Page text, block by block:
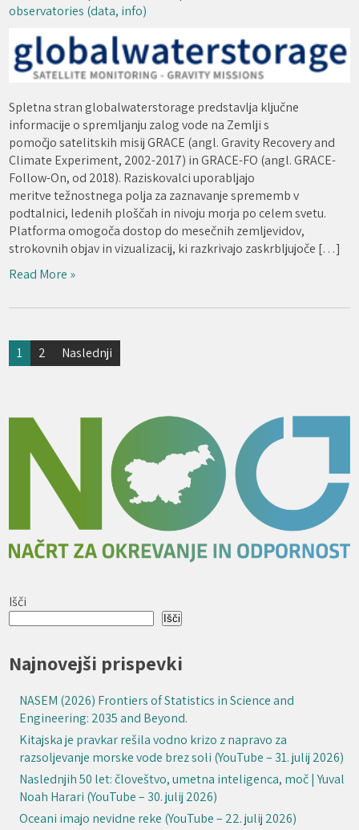
observatories (data, info)
Spletna stran globalwaterstorage predstavlja ključne
informacije o spremljanju zalog vode na Zemlji s
pomočjo satelitskih misij GRACE (angl. Gravity Recovery and
Climate Experiment, 2002-2017) in GRACE-FO (angl. GRACE-
Follow-On, od 2018). Raziskovalci uporabljajo
meritve težnostnega polja za zaznavanje sprememb v
podtalnici, ledenih ploščah in nivoju morja po celem svetu.
Platforma omogoča dostop do mesečnih zemljevidov,
strokovnih objav in vizualizacij, ki razkrivajo zaskrbljujoče […]
Read More »
Številčenje
1 2 Naslednji
Išči
Išči
Najnovejši prispevki
NASEM (2026) Frontiers of Statistics in Science and
Engineering: 2035 and Beyond.
Kitajska je pravkar rešila vodno krizo z napravo za
razsoljevanje morske vode brez soli (YouTube – 31. julij 2026)
Naslednjih 50 let: človeštvo, umetna inteligenca, moč | Yuval
Noah Harari (YouTube – 30. julij 2026)
Oceani imajo nevidne reke (YouTube – 22. julij 2026)